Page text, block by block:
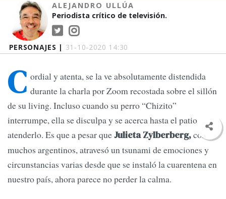
PERSONAJES | 31-10-2020 14:30
ALEJANDRO ULLÚA
Periodista crítico de televisión.
C ordial y atenta, se la ve absolutamente distendida
durante la charla por Zoom recostada sobre el sillón
de su living. Incluso cuando su perro “Chizito”
interrumpe, ella se disculpa y se acerca hasta el patio para
atenderlo. Es que a pesar queJulieta Zylberberg,como
muchos argentinos, atravesó un tsunami de emociones y
circunstancias varias desde que se instaló la cuarentena en
nuestro país, ahora parece no perder la calma.